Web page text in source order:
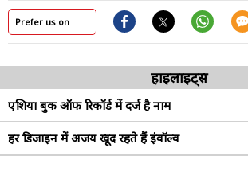
Prefer us on
हाइलाइट्स
एशिया बुक ऑफ रिकॉर्ड में दर्ज है नाम
हर डिजाइन में अजय खूद रहते हैं इंवॉल्व